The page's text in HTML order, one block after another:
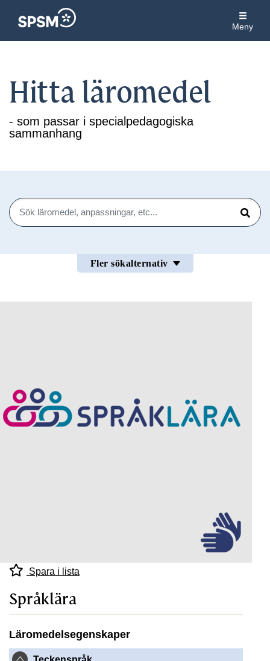
Meny
Hitta läromedel
- som passar i specialpedagogiska
sammanhang
Sök
Sök
Fler sökalternativ
Spara i lista
Språklära
Läromedelsegenskaper